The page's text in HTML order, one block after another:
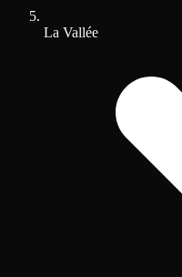
La Vallée